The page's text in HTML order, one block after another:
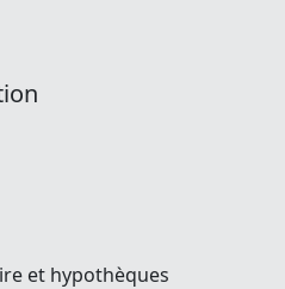
et hypothèques